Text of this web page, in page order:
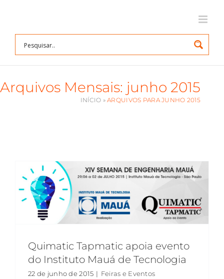
conteúdo
Arquivos Mensais: junho 2015
INÍCIO »ARQUIVOS PARA JUNHO 2015
Quimatic Tapmatic apoia evento
do Instituto Mauá de Tecnologia
22 de junho de 2015 | Feiras e Eventos